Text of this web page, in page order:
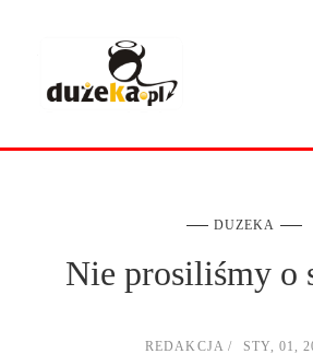
DUZEKA
Nie prosiliśmy o
REDAKCJA STY, 01,